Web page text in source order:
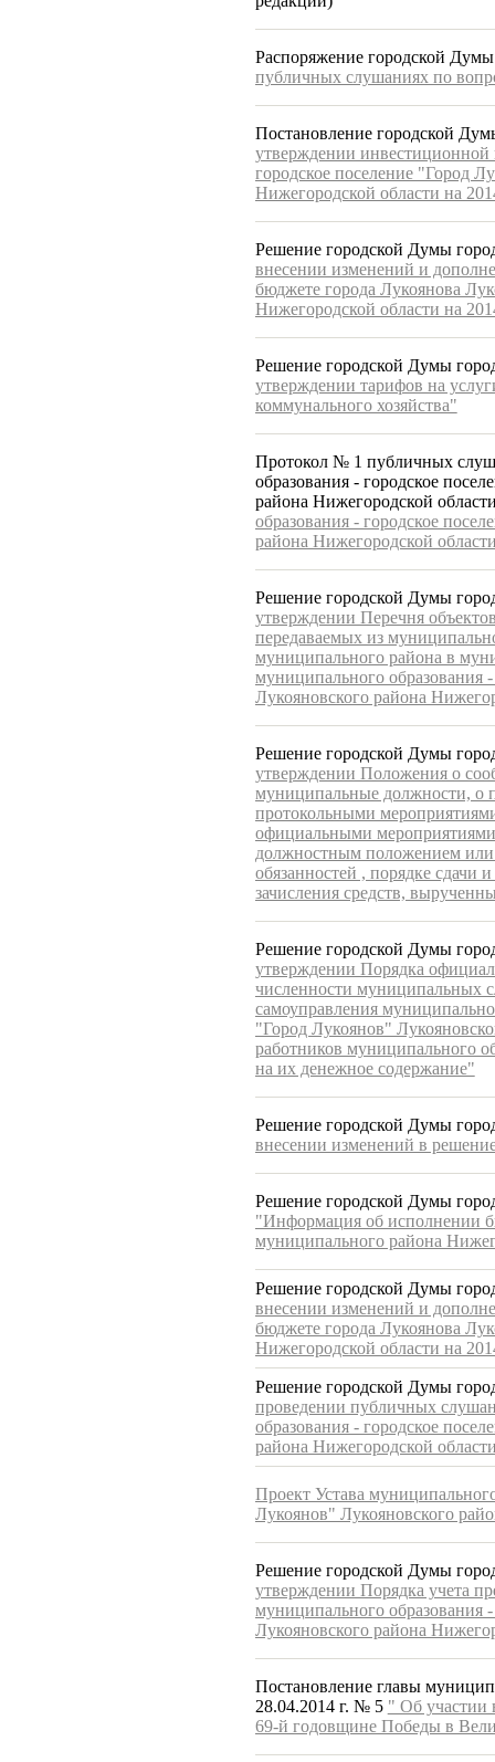
Распоряжение городской
публичных слушаниях по
Постановление городской
утверждении
городское поселение "Город
Нижегородской области на
Решение городской Думы
внесении изменений и
бюджете города Лукоянова
Нижегородской области на
Решение городской Думы
утверждении тарифов на
коммунального хозяйства"
Протокол № 1 публичных
образования - городское
района Нижегородской
образования - городское
района Нижегородской
Решение городской Думы
утверждении Перечня
передаваемых из
муниципального района в
муниципального образования
Лукояновского района
Решение городской Думы
утверждении Положения о
муниципальные должности, о
протокольными
официальными
должностным положением
обязанностей , порядке сдачи
зачисления средств,
Решение городской Думы
утверждении Порядка
численности муниципальных
самоуправления
"Город Лукоянов"
работников муниципального
на их денежное содержание"
Решение городской Думы
внесении изменений в
Решение городской Думы
"Информация об исполнении
муниципального района
Решение городской Думы
внесении изменений и
бюджете города Лукоянова
Нижегородской области на
Решение городской Думы
проведении публичных
образования - городское
района Нижегородской
Проект Устава
Лукоянов" Лукояновского
Решение городской Думы
утверждении Порядка учета
муниципального образования
Лукояновского района
Постановление главы
28.04.2014 г. № 5 " Об участии
69-й годовщине Победы в